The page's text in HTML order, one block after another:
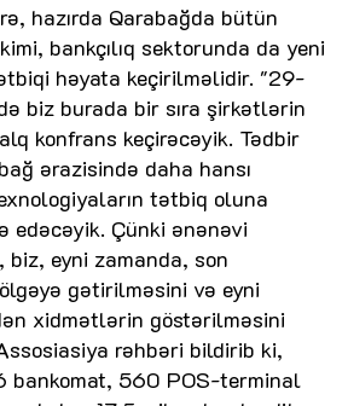
hazırda Qarabağda bütün
bankçılıq sektorunda da yeni
həyata keçirilməlidir. "29-
biz burada bir sıra şirkətlərin
konfrans keçirəcəyik. Tədbir
ərazisində daha hansı
tətbiq oluna
edəcəyik. Çünki ənənəvi
biz, eyni zamanda, son
gətirilməsini və eyni
xidmətlərin göstərilməsini
rəhbəri bildirib ki,
bankomat, 560 POS-terminal